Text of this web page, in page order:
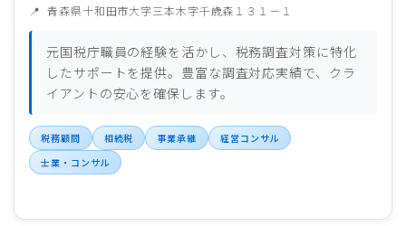
青森県十和田市大字三本木字千歳森１３１－１
元国税庁職員の経験を活かし、税務調査対策に特化
したサポートを提供。豊富な調査対応実績で、クラ
イアントの安心を確保します。
税務顧問 相続税 事業承継
経営コンサル
士業・コンサル